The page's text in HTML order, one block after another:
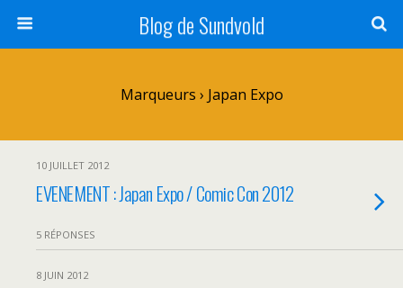
Blog de Sundvold
Marqueurs › Japan Expo
10 JUILLET 2012
EVENEMENT : Japan Expo / Comic Con 2012
5 RÉPONSES
8 JUIN 2012